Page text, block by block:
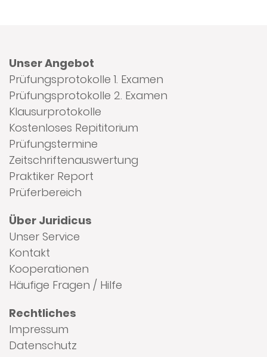
Unser Angebot
Prüfungsprotokolle 1. Examen
Prüfungsprotokolle 2. Examen
Klausurprotokolle
Kostenloses Repititorium
Prüfungstermine
Zeitschriftenauswertung
Praktiker Report
Prüferbereich
Über Juridicus
Unser Service
Kontakt
Kooperationen
Häufige Fragen / Hilfe
Rechtliches
Impressum
Datenschutz